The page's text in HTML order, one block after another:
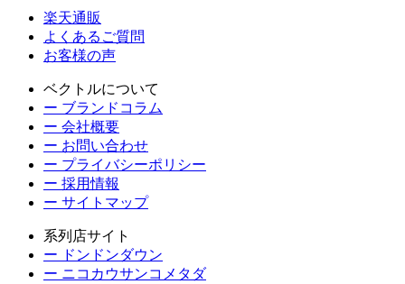
楽天通販
よくあるご質問
お客様の声
ベクトルについて
ー ブランドコラム
ー 会社概要
ー お問い合わせ
ー プライバシーポリシー
ー 採用情報
ー サイトマップ
系列店サイト
ー ドンドンダウン
ー ニコカウサンコメタダ